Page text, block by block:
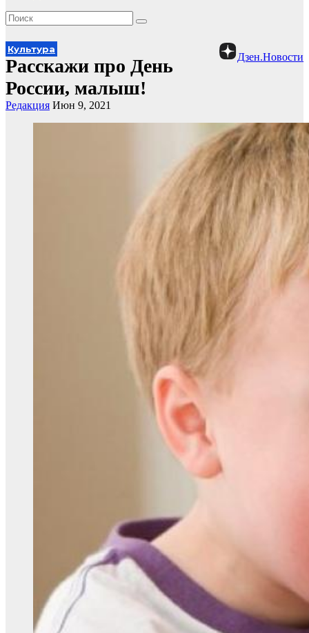
Дзен.Новости
Культура
Расскажи про День
России, малыш!
Редакция Июн 9, 2021